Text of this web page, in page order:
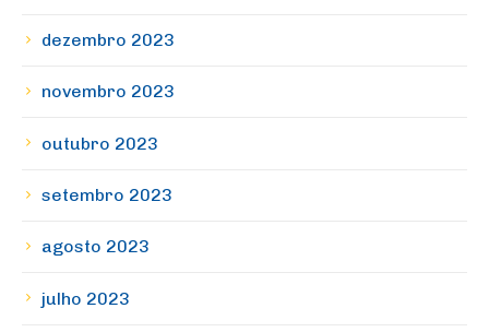
dezembro 2023
novembro 2023
outubro 2023
setembro 2023
agosto 2023
julho 2023